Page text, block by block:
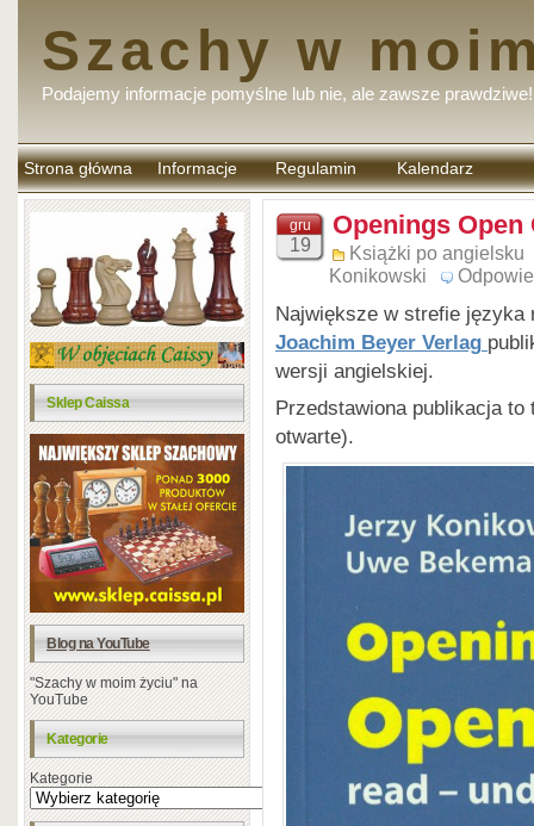
Szachy w
Podajemy informacje pomyślne lub nie, ale zawsze prawdziwe!
Strona główna Informacje Regulamin
komentarzy
Kalendarz
Sklep Caissa
Blog na YouTube
"Szachy w moim życiu" na
YouTube
Kategorie
Kategorie
gru
19
Openings Open
Książki po angielsku
Konikowski
Największe w strefie języka
Joachim Beyer Verlag
wersji angielskiej.
Przedstawiona publikacja to
otwarte).